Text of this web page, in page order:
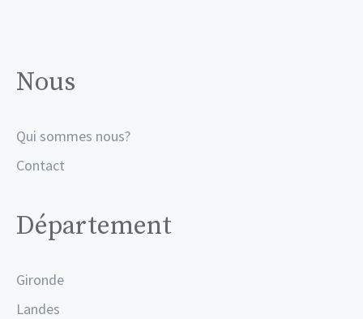
Nous
Qui sommes nous?
Contact
Département
Gironde
Landes